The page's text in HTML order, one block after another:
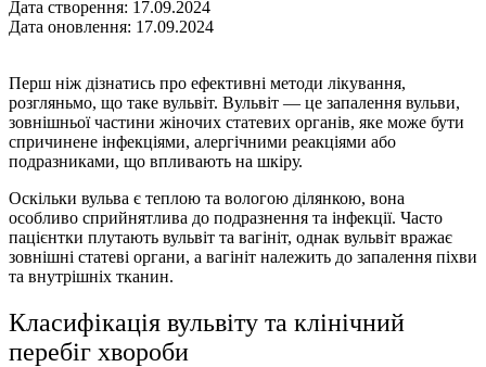
Дата створення: 17.09.2024
Дата оновлення: 17.09.2024
Перш ніж дізнатись про ефективні методи лікування,
розгляньмо, що таке вульвіт. Вульвіт — це запалення вульви,
зовнішньої частини жіночих статевих органів, яке може бути
спричинене інфекціями, алергічними реакціями або
подразниками, що впливають на шкіру.
Оскільки вульва є теплою та вологою ділянкою, вона
особливо сприйнятлива до подразнення та інфекції. Часто
пацієнтки плутають вульвіт та вагініт, однак вульвіт вражає
зовнішні статеві органи, а вагініт належить до запалення піхви
та внутрішніх тканин.
Класифікація вульвіту та клінічний
перебіг хвороби